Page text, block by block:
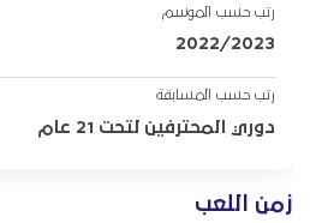
زمن اللعب
رتب حسب الموسم
2022/2023
رتب حسب المسابقة
دوري المحترفين لتحت 21 عام